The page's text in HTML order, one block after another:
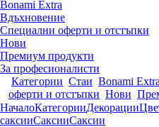
Bonami Extra
Вдъхновение
Специални оферти и отстъпки
Нови
Премиум продукти
За професионалисти
Категории Стаи Bonami Extra
оферти и отстъпки Нови
НачалоКатегорииДекорации
саксииСаксииСаксии